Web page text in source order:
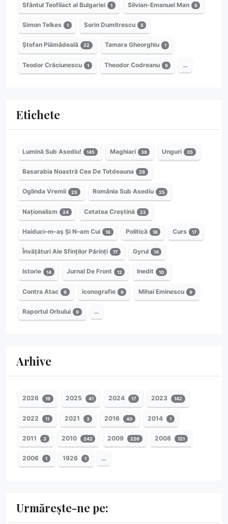
Sfântul Teofilact al Bulgariei 1 Silvian-Emanuel Man 5
Simon Telkes 1 Sorin Dumitrescu 5
Ștefan Plămădeală 22 Tamara Gheorghiu 1
Teodor Crăciunescu 1 Theodor Codreanu 9 …
Etichete
Lumină Sub Asediu! 145 Maghiari 38 Unguri 35
Basarabia Noastră Cea De Totdeauna 28
Oglinda Vremii 25 România Sub Asediu 25
Naționalism 24 Cetatea Creștină 22
Haiduci–m–aș Și N–am Cui 18 Politică 18 Curs 17
Învățături Ale Sfinților Părinți 17 Gyrul 14
Istorie 14 Jurnal De Front 12 Inedit 10
Contra Atac 9 Iconografie 9 Mihai Eminescu 9
Raportul Orbului 9 …
Arhive
2026 19 2025 41 2024 17 2023 142
2022 11 2021 3 2016 40 2014 1
2011 3 2010 242 2009 226 2008 121
2006 1 1926 1 …
Urmărește-ne pe: